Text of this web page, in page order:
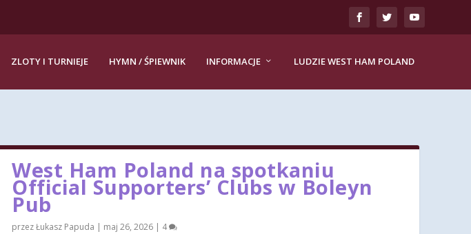
ZLOTY I TURNIEJE HYMN / ŚPIEWNIK INFORMACJE LUDZIE WEST HAM POLAND
West Ham Poland na spotkaniu
Official Supporters’ Clubs w Boleyn
Pub
przezŁukasz Papuda | maj 26, 2026 | 4